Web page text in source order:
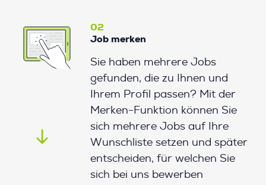
02
Job merken
Sie haben mehrere Jobs
gefunden, die zu Ihnen und
Ihrem Profil passen? Mit der
Merken-Funktion können Sie
sich mehrere Jobs auf Ihre
Wunschliste setzen und später
entscheiden, für welchen Sie
sich bei uns bewerben